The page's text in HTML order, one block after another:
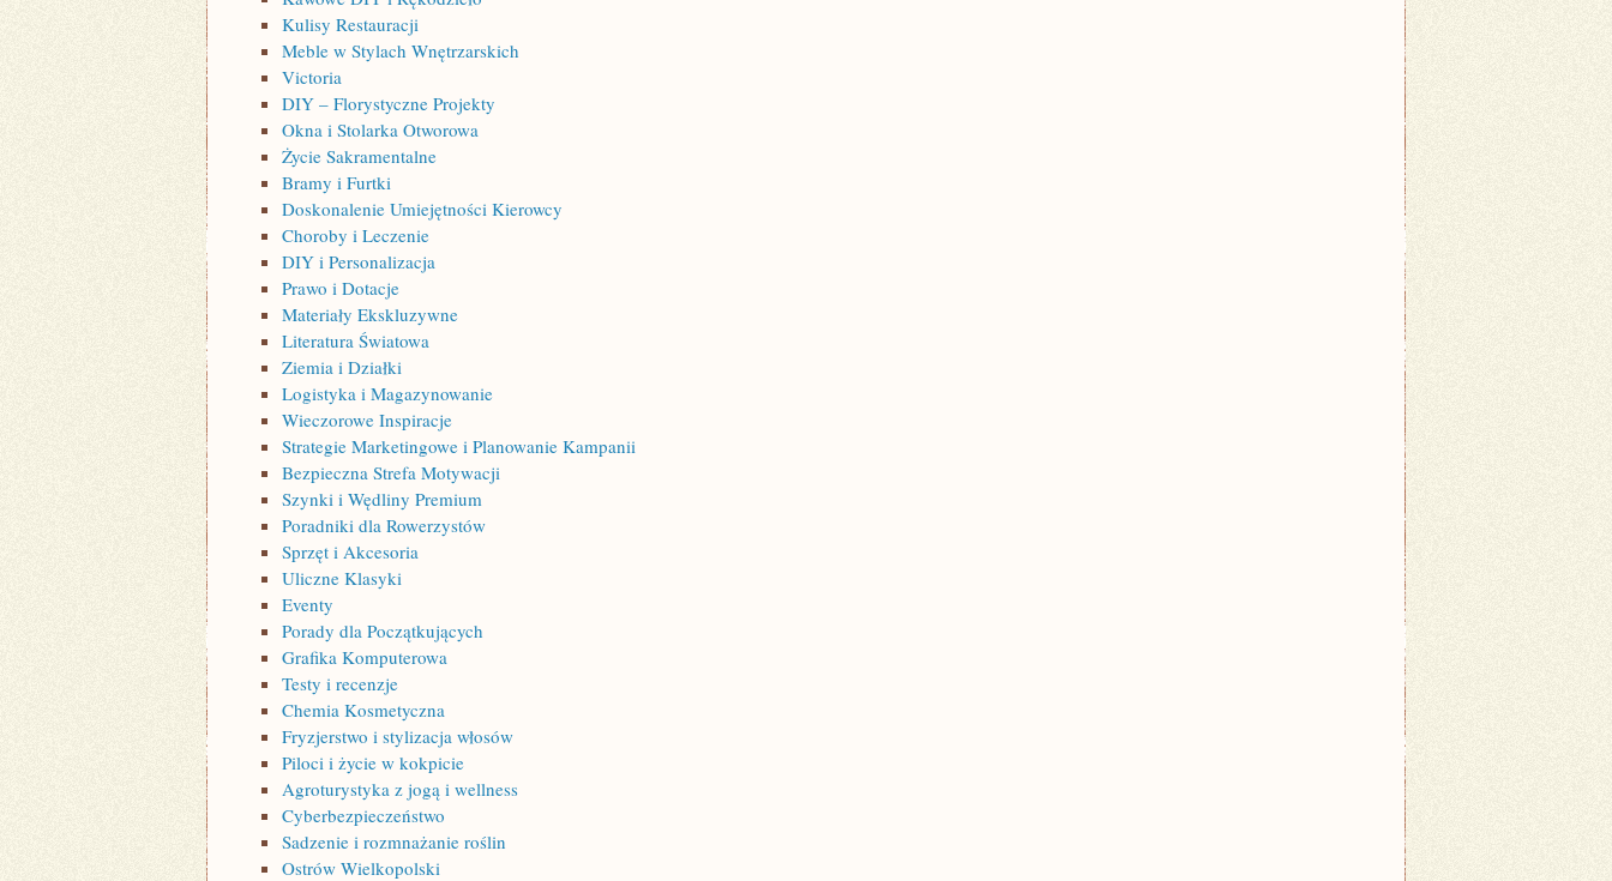
Kulisy Restauracji
Meble w Stylach Wnętrzarskich
Victoria
DIY – Florystyczne Projekty
Okna i Stolarka Otworowa
Życie Sakramentalne
Bramy i Furtki
Doskonalenie Umiejętności Kierowcy
Choroby i Leczenie
DIY i Personalizacja
Prawo i Dotacje
Materiały Ekskluzywne
Literatura Światowa
Ziemia i Działki
Logistyka i Magazynowanie
Wieczorowe Inspiracje
Strategie Marketingowe i Planowanie Kampanii
Bezpieczna Strefa Motywacji
Szynki i Wędliny Premium
Poradniki dla Rowerzystów
Sprzęt i Akcesoria
Uliczne Klasyki
Eventy
Porady dla Początkujących
Grafika Komputerowa
Testy i recenzje
Chemia Kosmetyczna
Fryzjerstwo i stylizacja włosów
Piloci i życie w kokpicie
Agroturystyka z jogą i wellness
Cyberbezpieczeństwo
Sadzenie i rozmnażanie roślin
Ostrów Wielkopolski